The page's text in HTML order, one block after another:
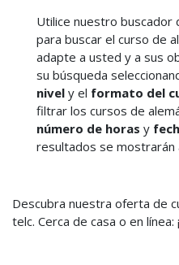
Utilice nuestro buscador
para buscar el curso de
adapte a usted y a sus
su búsqueda
nivel y el formato del
filtrar los cursos de
número de horas y
resultados se mostrarán
Descubra nuestra oferta de
telc. Cerca de casa o en línea: